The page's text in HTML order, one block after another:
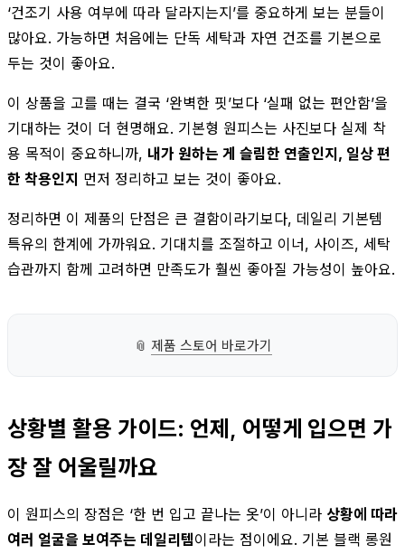
‘건조기 사용 여부에 따라 달라지는지’를 중요하게 보는 분들이
많아요. 가능하면 처음에는 단독 세탁과 자연 건조를 기본으로
두는 것이 좋아요.
이 상품을 고를 때는 결국 ‘완벽한 핏’보다 ‘실패 없는 편안함’을
기대하는 것이 더 현명해요. 기본형 원피스는 사진보다 실제 착
용 목적이 중요하니까, 내가 원하는 게 슬림한 연출인지, 일상 편
한 착용인지 먼저 정리하고 보는 것이 좋아요.
정리하면 이 제품의 단점은 큰 결함이라기보다, 데일리 기본템
특유의 한계에 가까워요. 기대치를 조절하고 이너, 사이즈, 세탁
습관까지 함께 고려하면 만족도가 훨씬 좋아질 가능성이 높아요.
📎 제품 스토어 바로가기
상황별 활용 가이드: 언제, 어떻게 입으면 가
장 잘 어울릴까요
이 원피스의 장점은 ‘한 번 입고 끝나는 옷’이 아니라 상황에 따라
여러 얼굴을 보여주는 데일리템이라는 점이에요. 기본 블랙 롱원